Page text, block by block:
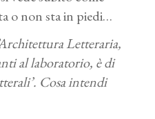
o non sta in piedi…
Letteraria,
al laboratorio, è di
Cosa intendi